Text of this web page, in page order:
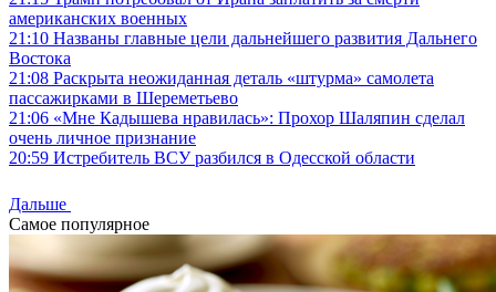
американских военных
21:10 Названы главные цели дальнейшего развития Дальнего
Востока
21:08 Раскрыта неожиданная деталь «штурма» самолета
пассажирками в Шереметьево
21:06 «Мне Кадышева нравилась»: Прохор Шаляпин сделал
очень личное признание
20:59 Истребитель ВСУ разбился в Одесской области
Дальше
Самое популярное